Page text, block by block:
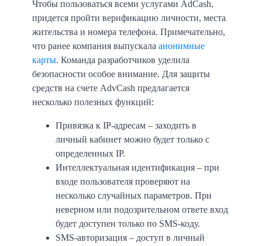
Чтобы пользоваться всеми услугами AdCash,
придется пройти верификацию личности, места
жительства и номера телефона. Примечательно,
что ранее компания выпускала анонимные
карты. Команда разработчиков уделила
безопасности особое внимание. Для защиты
средств на счете AdvCash предлагается
несколько полезных функций:
Привязка к IP-адресам – заходить в
личный кабинет можно будет только с
определенных IP.
Интеллектуальная идентификация – при
входе пользователя проверяют на
несколько случайных параметров. При
неверном или подозрительном ответе вход
будет доступен только по SMS-коду.
SMS-авторизация – доступ в личный